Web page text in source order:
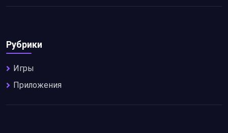
Рубрики
Игры
Приложения